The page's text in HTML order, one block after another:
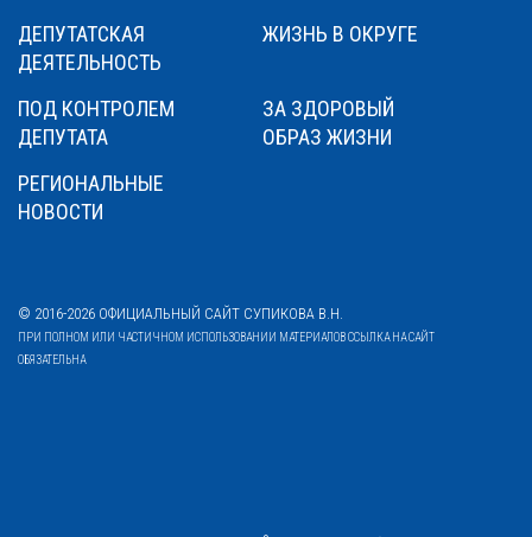
ДЕПУТАТСКАЯ
ДЕЯТЕЛЬНОСТЬ
ЖИЗНЬ В ОКРУГЕ
ПОД КОНТРОЛЕМ
ДЕПУТАТА
ЗА ЗДОРОВЫЙ
ОБРАЗ ЖИЗНИ
РЕГИОНАЛЬНЫЕ
НОВОСТИ
© 2016-2026 ОФИЦИАЛЬНЫЙ САЙТ СУПИКОВА В.Н.
ПРИ ПОЛНОМ ИЛИ ЧАСТИЧНОМ ИСПОЛЬЗОВАНИИ МАТЕРИАЛОВ ССЫЛКА НА САЙТ
ОБЯЗАТЕЛЬНА